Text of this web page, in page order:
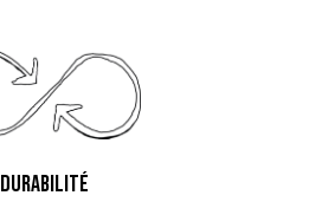
DURABILITÉ